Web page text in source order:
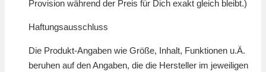
Provision während der Preis für Dich exakt gleich bleibt.)
Haftungsausschluss
Die Produkt-Angaben wie Größe, Inhalt, Funktionen u.Ä.
beruhen auf den Angaben, die die Hersteller im jeweiligen